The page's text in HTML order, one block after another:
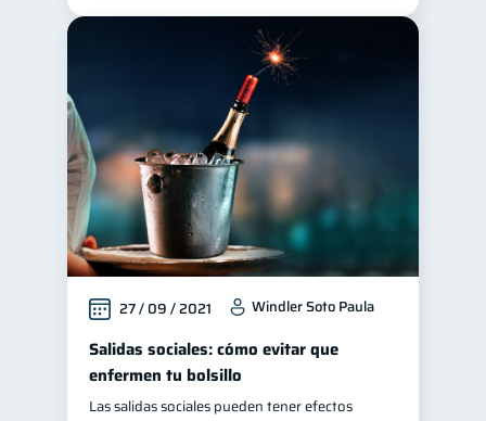
27 / 09 / 2021 Windler Soto Paula
Salidas sociales: cómo evitar que
enfermen tu bolsillo
Las salidas sociales pueden tener efectos